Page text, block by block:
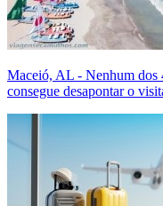
Maceió, AL - Nenhum dos
consegue desapontar o